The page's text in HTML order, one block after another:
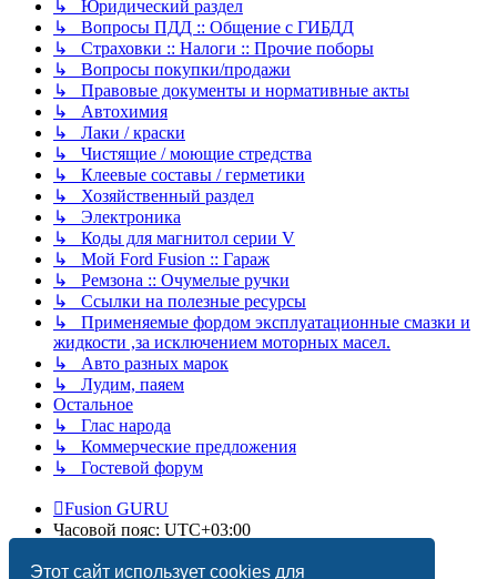
Этот сайт использует cookies для
↳ Юридический раздел
↳ Вопросы ПДД :: Общение с ГИБДД
↳ Страховки :: Налоги :: Прочие поборы
↳ Вопросы покупки/продажи
↳ Правовые документы и нормативные акты
↳ Автохимия
↳ Лаки / краски
↳ Чистящие / моющие стредства
↳ Клеевые составы / герметики
↳ Хозяйственный раздел
↳ Электроника
↳ Коды для магнитол серии V
↳ Мой Ford Fusion :: Гараж
↳ Ремзона :: Очумелые ручки
↳ Ссылки на полезные ресурсы
↳ Применяемые фордом эксплуатационные смазки и
жидкости ,за исключением моторных масел.
↳ Авто разных марок
↳ Лудим, паяем
Остальное
↳ Глас народа
↳ Коммерческие предложения
↳ Гостевой форум
Fusion GURU
Часовой пояс: UTC+03:00